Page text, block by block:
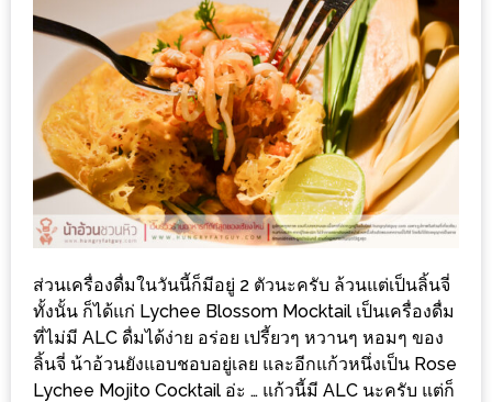
บัตร
รับ
ประทาน
บุฟเฟ่ต์
ฟรี
ที่
LE
เชียงใหม่
ฟรี
2
ท่าน
ส่วนเครื่องดื่มในวันนี้ก็มีอยู่ 2 ตัวนะครับ ล้วนแต่เป็นลิ้นจี่
ทั้งนั้น ก็ได้แก่ Lychee Blossom Mocktail เป็นเครื่องดื่ม
ที่ไม่มี ALC ดื่มได้ง่าย อร่อย เปรี้ยวๆ หวานๆ หอมๆ ของ
ลิ้นจี่ น้าอ้วนยังแอบชอบอยู่เลย และอีกแก้วหนึ่งเป็น Rose
Lychee Mojito Cocktail อ่ะ … แก้วนี้มี ALC นะครับ แต่ก็